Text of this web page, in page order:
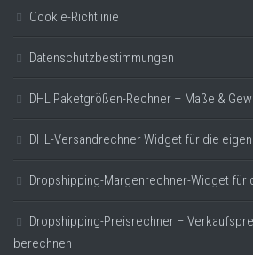
Cookie-Richtlinie
Datenschutzbestimmungen
DHL Paketgrößen-Rechner – Maße &
DHL-Versandrechner Widget für die
Dropshipping-Margenrechner-Widget für
Dropshipping-Preisrechner –
berechnen